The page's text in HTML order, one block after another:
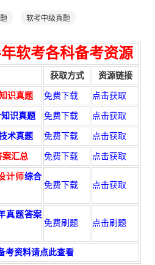
软考中级真题
软考各科备考资源
获取方式 资源链接
识真题 免费下载 点击获取
识真题 免费下载 点击获取
术真题 免费下载 点击获取
案汇总 免费下载 点击获取
计师综合
免费下载 点击获取
真题答案
免费刷题 点击刷题
考资料请点此查看